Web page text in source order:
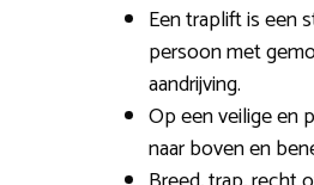
Een traplift is een
persoon met
aandrijving.
Op een veilige en
naar boven en